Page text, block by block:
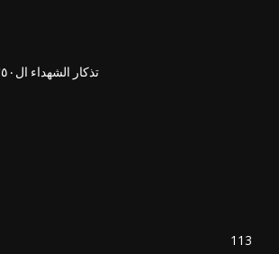
تذكار الشهداء ال٣٥٠ تلاميذ مار مارون
113